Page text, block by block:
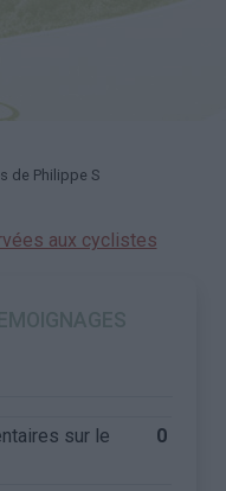
de Philippe S
aux cyclistes
sur le
0